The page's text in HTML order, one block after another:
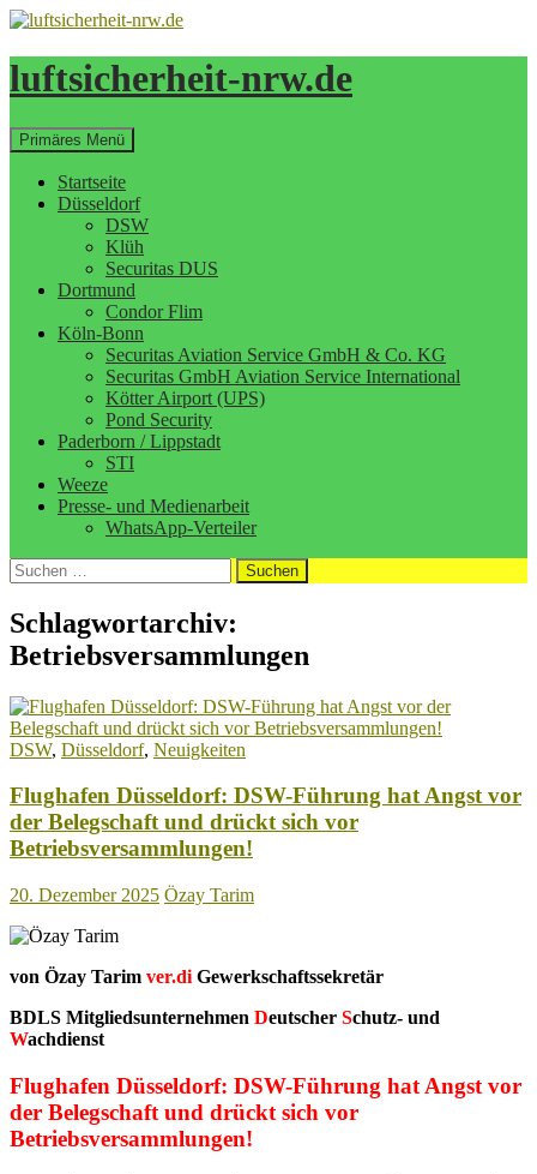
Zum
springen
luftsicherheit-nrw.de
Suchen
Primäres Menü
Startseite
Düsseldorf
DSW
Klüh
Securitas DUS
Dortmund
Condor Flim
Köln-Bonn
Securitas Aviation Service GmbH & Co. KG
Securitas GmbH Aviation Service International
Kötter Airport (UPS)
Pond Security
Paderborn / Lippstadt
STI
Weeze
Presse- und Medienarbeit
WhatsApp-Verteiler
Suchen
nach:
Schlagwortarchiv:
Betriebsversammlungen
DSW, Düsseldorf, Neuigkeiten
Flughafen Düsseldorf: DSW-Führung hat Angst vor
der Belegschaft und drückt sich vor
Betriebsversammlungen!
20. Dezember 2025 Özay Tarim
von Özay Tarim ver.di Gewerkschaftssekretär
BDLS Mitgliedsunternehmen Deutscher Schutz- und
Wachdienst
Flughafen Düsseldorf: DSW-Führung hat Angst vor
der Belegschaft und drückt sich vor
Betriebsversammlungen!